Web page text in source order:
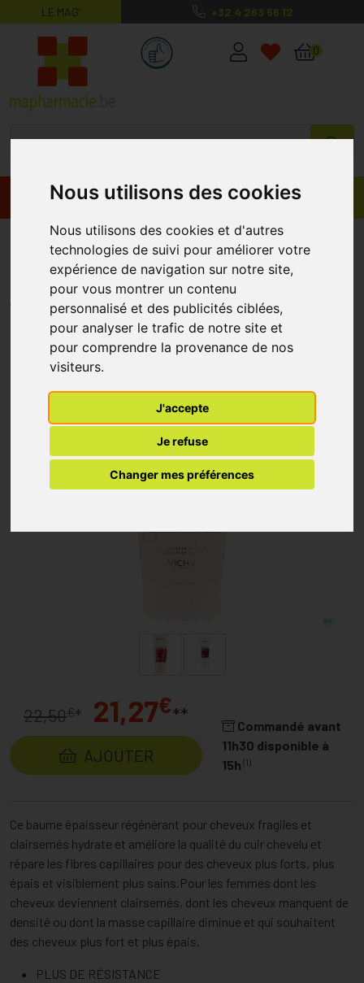
Nous utilisons des cookies
Nous utilisons des cookies et d'autres
technologies de suivi pour améliorer votre
expérience de navigation sur notre site,
pour vous montrer un contenu
personnalisé et des publicités ciblées,
pour analyser le trafic de notre site et
pour comprendre la provenance de nos
visiteurs.
J'accepte
Je refuse
Changer mes préférences
LE MAG’ +32 4 263 56 12
MaPharmacie.be ma santé, mes
0
Promos Produits
Vichy Dercos Densi-Solutions
Baume 200ml
DERCOS
22,50€* 21,27€**
AJOUTER
Commandé avant
11h30 disponible à
15h (1)
Ce baume épaisseur régénérant pour cheveux fragiles et
clairsemés hydrate et améliore la qualité du cuir chevelu et
répare les fibres capillaires pour des cheveux plus forts, plus
épais et visiblement plus sains.Pour les femmes dont les
cheveux deviennent clairsemés, dont les cheveux manquent de
densité ou dont la masse capillaire diminue et qui souhaitent
des cheveux plus fort et plus épais.
PLUS DE RÉSISTANCE